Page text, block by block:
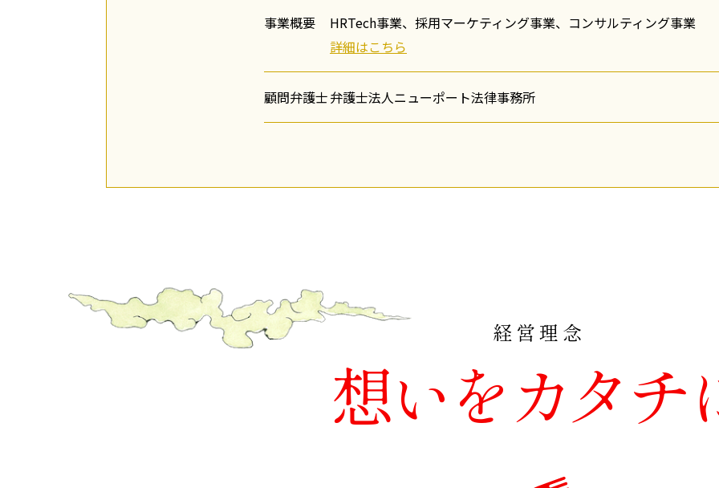
事業概要
HRTech事業、採用マーケティング事業、コンサルティング事業
詳細はこちら
顧問弁護士弁護士法人ニューポート法律事務所
経営理念
想いをカタチ